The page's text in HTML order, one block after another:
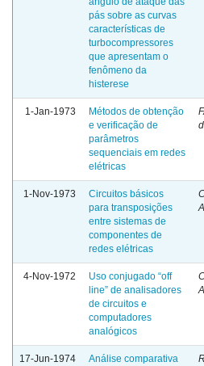
pás sobre as curvas
características de
turbocompressores
que apresentam o
fenômeno da
histerese
1-Jan-1973
Métodos de obtenção
e verificação de
parâmetros
sequenciais em redes
elétricas
1-Nov-1973
Circuitos básicos
para transposições
entre sistemas de
componentes de
redes elétricas
4-Nov-1972
Uso conjugado “off
line” de analisadores
de circuitos e
computadores
analógicos
17-Jun-1974
Análise comparativa